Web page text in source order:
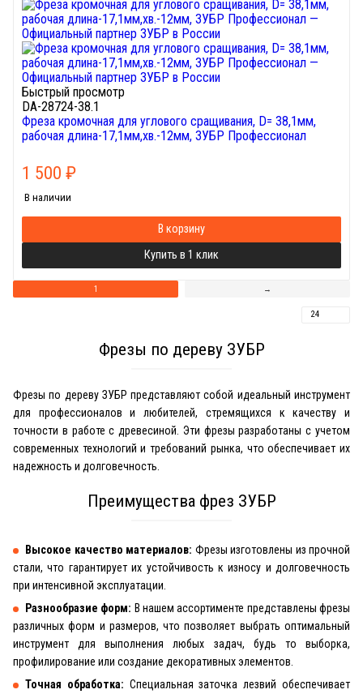
Быстрый просмотр
DA-28724-38.1
Фреза кромочная для углового сращивания, D= 38,1мм,
рабочая длина-17,1мм,хв.-12мм, ЗУБР Профессионал
1 500 ₽
В наличии
В корзину
Купить в 1 клик
1 →
Фрезы по дереву ЗУБР
Фрезы по дереву ЗУБР представляют собой идеальный инструмент
для профессионалов и любителей, стремящихся к качеству и
точности в работе с древесиной. Эти фрезы разработаны с учетом
современных технологий и требований рынка, что обеспечивает их
надежность и долговечность.
Преимущества фрез ЗУБР
Высокое качество материалов: Фрезы изготовлены из прочной
стали, что гарантирует их устойчивость к износу и долговечность
при интенсивной эксплуатации.
Разнообразие форм: В нашем ассортименте представлены фрезы
различных форм и размеров, что позволяет выбрать оптимальный
инструмент для выполнения любых задач, будь то выборка,
профилирование или создание декоративных элементов.
Точная обработка: Специальная заточка лезвий обеспечивает